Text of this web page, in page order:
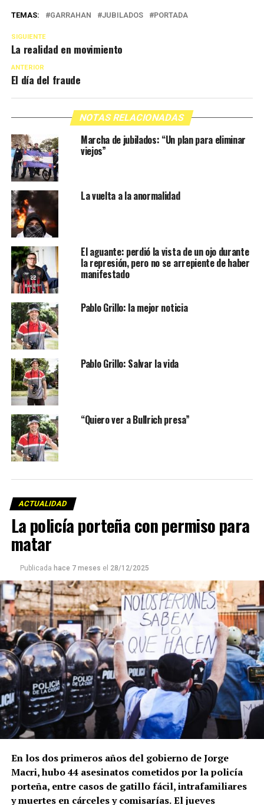
TEMAS: GARRAHAN JUBILADOS PORTADA
SIGUIENTE
La realidad en movimiento
ANTERIOR
El día del fraude
NOTAS RELACIONADAS
Marcha de jubilados: “Un plan para eliminar
viejos”
La vuelta a la anormalidad
El aguante: perdió la vista de un ojo durante
la represión, pero no se arrepiente de haber
manifestado
Pablo Grillo: la mejor noticia
Pablo Grillo: Salvar la vida
“Quiero ver a Bullrich presa”
ACTUALIDAD
La policía porteña con permiso para
matar
Publicada hace 7 meses el 28/12/2025
En los dos primeros años del gobierno de Jorge
Macri, hubo 44 asesinatos cometidos por la policía
porteña, entre casos de gatillo fácil, intrafamiliares
y muertes en cárceles y comisarías.El jueves